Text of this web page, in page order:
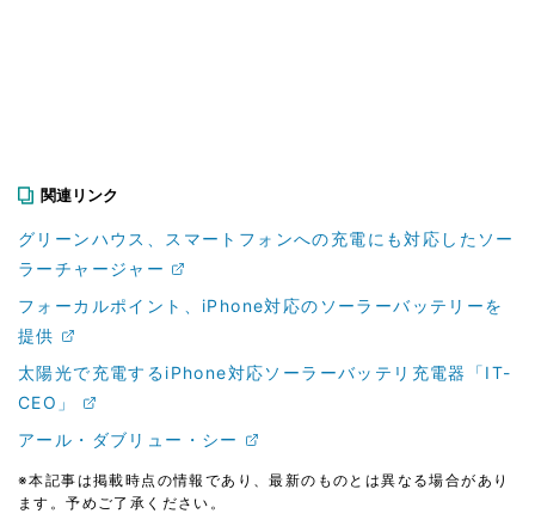
関連リンク
グリーンハウス、スマートフォンへの充電にも対応したソー
ラーチャージャー
フォーカルポイント、iPhone対応のソーラーバッテリーを
提供
太陽光で充電するiPhone対応ソーラーバッテリ充電器「IT-
CEO」
アール・ダブリュー・シー
※本記事は掲載時点の情報であり、最新のものとは異なる場合があり
ます。予めご了承ください。